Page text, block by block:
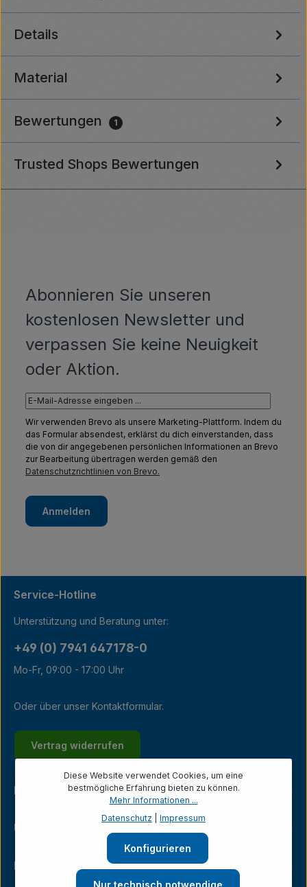
Details
Material
Bewertungen 1
Trusted Shops Bewertungen
Abonnieren Sie unseren
kostenlosen Newsletter und
verpassen Sie keine Neuigkeit
oder Aktion.
Wir verwenden Brevo als unsere Marketing-Plattform. Indem du
das Formular absendest, erklärst du dich einverstanden, dass
die von dir angegebenen persönlichen Informationen an Brevo
zur Bearbeitung übertragen werden gemäß den
Datenschutzrichtlinien von Brevo.
Anmelden
Service-Hotline
Unterstützung und Beratung unter:
+49 (0) 7941 647178-0
Mo-Fr, 09:00 - 17:00 Uhr
Oder über unser Kontaktformular.
Vertrag widerrufen
Kundenservice
Unternehmen
Ladengeschäft
Diese Website verwendet Cookies, um eine
bestmögliche Erfahrung bieten zu können.
Mehr Informationen ...
Datenschutz
Impressum
Nur technisch notwendige
Konfigurieren